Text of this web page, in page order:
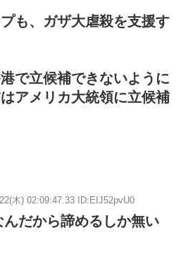
も、ガザ大虐殺を支援す
で立候補できないように
アメリカ大統領に立候補
木) 02:09:47.33 ID:EIJ52pvU0
だから諦めるしか無い